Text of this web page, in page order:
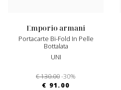
emporio armani
Portacarte Bi-Fold In Pelle
Bottalata
UNI
€ 130.00-30%
€ 91.00